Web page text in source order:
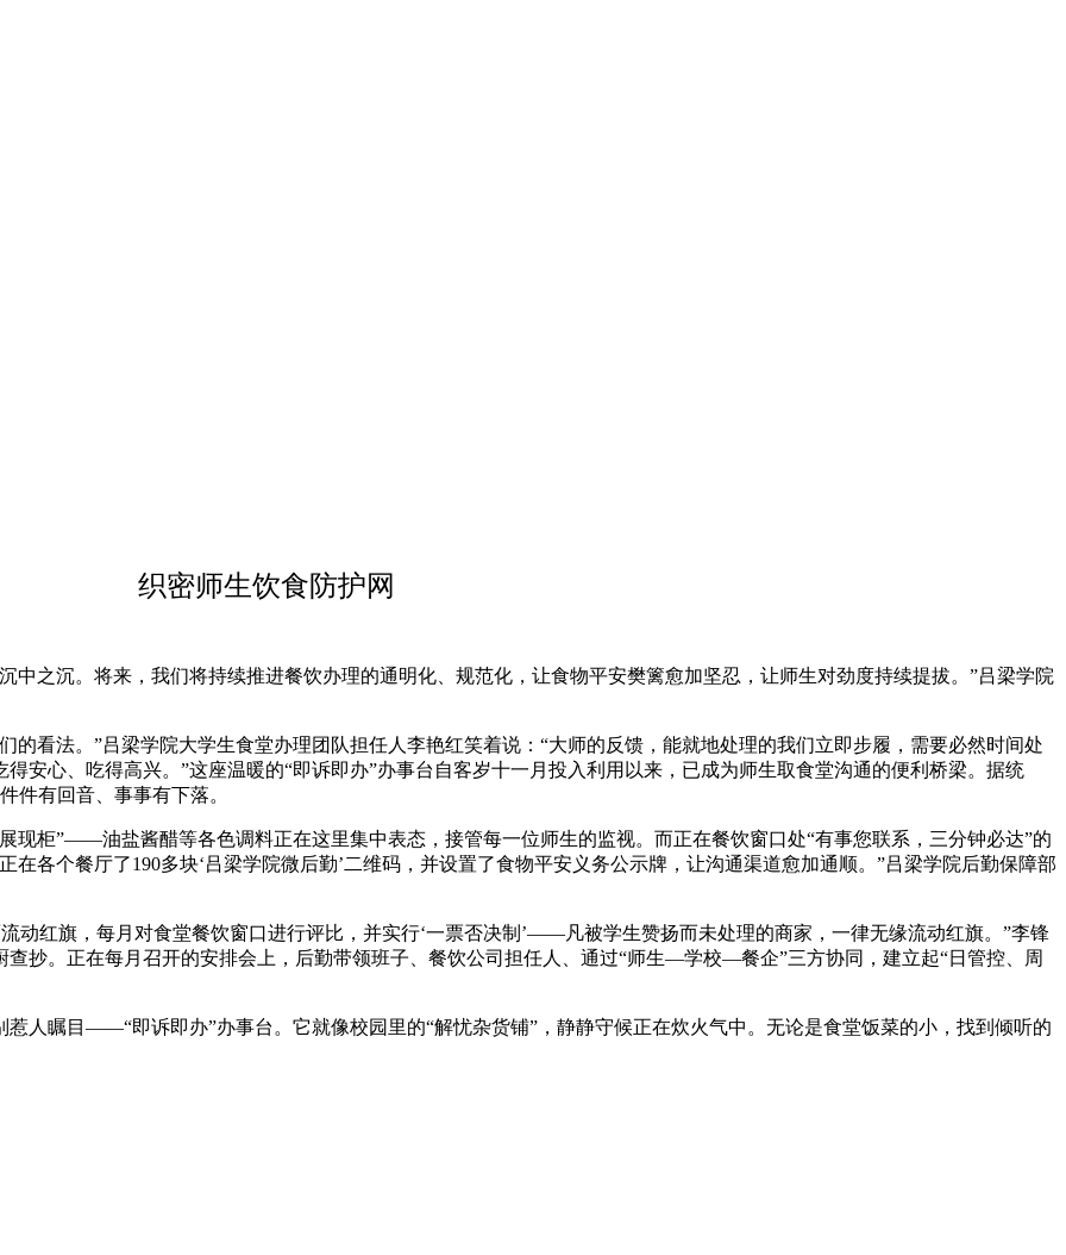
织密师生饮食防护网
沉。将来，我们将持续推进餐饮办理的通明化、规范化，让食物平安樊篱愈加坚忍，让师生对劲度持续提拔。”吕梁学院
法。”吕梁学院大学生食堂办理团队担任人李艳红笑着说：“大师的反馈，能就地处理的我们立即步履，需要必然时间处
安心、吃得高兴。”这座温暖的“即诉即办”办事台自客岁十一月投入利用以来，已成为师生取食堂沟通的便利桥梁。据统
件有回音、事事有下落。
柜”——油盐酱醋等各色调料正在这里集中表态，接管每一位师生的监视。而正在餐饮窗口处“有事您联系，三分钟必达”的
各个餐厅了190多块‘吕梁学院微后勤’二维码，并设置了食物平安义务公示牌，让沟通渠道愈加通顺。”吕梁学院后勤保障部
红旗，每月对食堂餐饮窗口进行评比，并实行‘一票否决制’——凡被学生赞扬而未处理的商家，一律无缘流动红旗。”李锋
抄。正在每月召开的安排会上，后勤带领班子、餐饮公司担任人、通过“师生—学校—餐企”三方协同，建立起“日管控、周
瞩目——“即诉即办”办事台。它就像校园里的“解忧杂货铺”，静静守候正在炊火气中。无论是食堂饭菜的小，找到倾听的